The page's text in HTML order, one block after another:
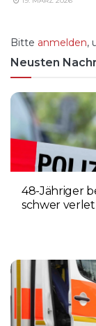
Bitte anmelden,
Neusten
48-Jähriger
schwer